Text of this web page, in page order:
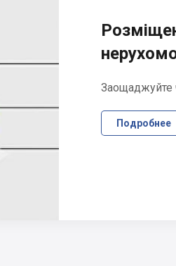
Заощаджуйте
Подробнее